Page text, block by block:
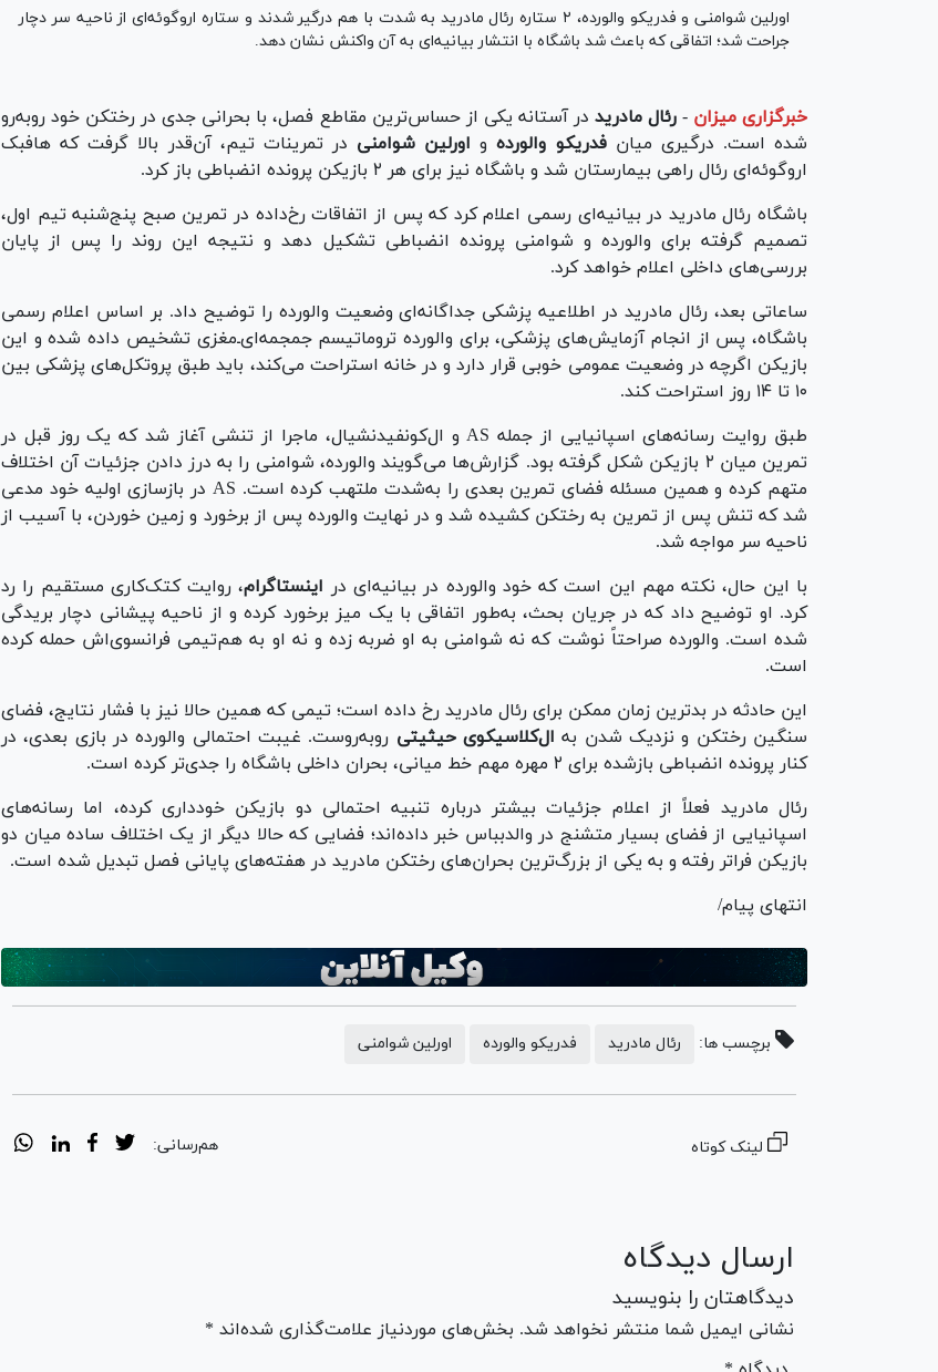
اورلین شوامنی و فدریکو والورده، ۲ ستاره رئال مادرید به شدت با هم درگیر شدند و ستاره اروگوئه‌ای از ناحیه سر دچار
جراحت شد؛ اتفاقی که باعث شد باشگاه با انتشار بیانیه‌ای به آن واکنش نشان دهد.
خبرگزاری میزان - رئال مادرید در آستانه یکی از حساس‌ترین مقاطع فصل، با بحرانی جدی در رختکن خود روبه‌رو
شده است. درگیری میانفدریکو والوردهو اورلین شوامنی در تمرینات تیم، آن‌قدر بالا گرفت که هافبک
اروگوئه‌ای رئال راهی بیمارستان شد و باشگاه نیز برای هر ۲ بازیکن پرونده انضباطی باز کرد.
باشگاه رئال مادرید در بیانیه‌ای رسمی اعلام کرد که پس از اتفاقات رخ‌داده در تمرین صبح پنج‌شنبه تیم اول،
تصمیم گرفته برای والورده و شوامنی پرونده انضباطی تشکیل دهد و نتیجه این روند را پس از پایان
بررسی‌های داخلی اعلام خواهد کرد.
ساعاتی بعد، رئال مادرید در اطلاعیه پزشکی جداگانه‌ای وضعیت والورده را توضیح داد. بر اساس اعلام رسمی
باشگاه، پس از انجام آزمایش‌های پزشکی، برای والورده تروماتیسم جمجمه‌ای‌ـ‌مغزی تشخیص داده شده و این
بازیکن اگرچه در وضعیت عمومی خوبی قرار دارد و در خانه استراحت می‌کند، باید طبق پروتکل‌های پزشکی بین
۱۰ تا ۱۴ روز استراحت کند.
طبق روایت رسانه‌های اسپانیایی از جمله AS و ال‌کونفیدنشیال، ماجرا از تنشی آغاز شد که یک روز قبل در
تمرین میان ۲ بازیکن شکل گرفته بود. گزارش‌ها می‌گویند والورده، شوامنی را به درز دادن جزئیات آن اختلاف
متهم کرده و همین مسئله فضای تمرین بعدی را به‌شدت ملتهب کرده است. AS در بازسازی اولیه خود مدعی
شد که تنش پس از تمرین به رختکن کشیده شد و در نهایت والورده پس از برخورد و زمین خوردن، با آسیب از
ناحیه سر مواجه شد.
با این حال، نکته مهم این است که خود والورده در بیانیه‌ای در اینستاگرام، روایت کتک‌کاری مستقیم را رد
کرد. او توضیح داد که در جریان بحث، به‌طور اتفاقی با یک میز برخورد کرده و از ناحیه پیشانی دچار بریدگی
شده است. والورده صراحتاً نوشت که نه شوامنی به او ضربه زده و نه او به هم‌تیمی فرانسوی‌اش حمله کرده
است.
این حادثه در بدترین زمان ممکن برای رئال مادرید رخ داده است؛ تیمی که همین حالا نیز با فشار نتایج، فضای
سنگین رختکن و نزدیک شدن به ال‌کلاسیکوی حیثیتی روبه‌روست. غیبت احتمالی والورده در بازی بعدی، در
کنار پرونده انضباطی بازشده برای ۲ مهره مهم خط میانی، بحران داخلی باشگاه را جدی‌تر کرده است.
رئال مادرید فعلاً از اعلام جزئیات بیشتر درباره تنبیه احتمالی دو بازیکن خودداری کرده، اما رسانه‌های
اسپانیایی از فضای بسیار متشنج در والدبباس خبر داده‌اند؛ فضایی که حالا دیگر از یک اختلاف ساده میان دو
بازیکن فراتر رفته و به یکی از بزرگ‌ترین بحران‌های رختکن مادرید در هفته‌های پایانی فصل تبدیل شده است.
انتهای پیام/
برچسب ها: رئال مادرید فدریکو والورده اورلین شوامنی
لینک کوتاه هم‌رسانی:
ارسال دیدگاه
دیدگاهتان را بنویسید
نشانی ایمیل شما منتشر نخواهد شد. بخش‌های موردنیاز علامت‌گذاری شده‌اند *